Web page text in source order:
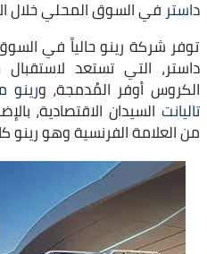
داستر في السوق المحلي خلال
توفر شركة رينو حالياً في
داستر، التي تستعد لاستقبال
الكروس أوفر المُدمجة، ورينو
تاليانت السيدان الاقتصادية،
من العلامة الفرنسية وهو رينو